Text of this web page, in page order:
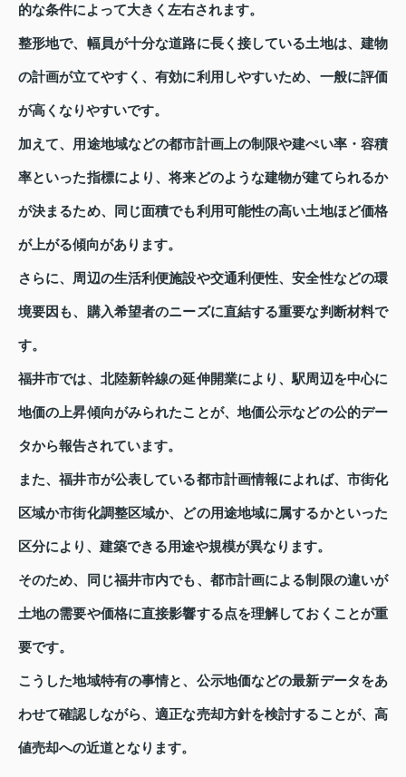
的な条件によって大きく左右されます。
整形地で、幅員が十分な道路に長く接している土地は、建物
の計画が立てやすく、有効に利用しやすいため、一般に評価
が高くなりやすいです。
加えて、用途地域などの都市計画上の制限や建ぺい率・容積
率といった指標により、将来どのような建物が建てられるか
が決まるため、同じ面積でも利用可能性の高い土地ほど価格
が上がる傾向があります。
さらに、周辺の生活利便施設や交通利便性、安全性などの環
境要因も、購入希望者のニーズに直結する重要な判断材料で
す。
福井市では、北陸新幹線の延伸開業により、駅周辺を中心に
地価の上昇傾向がみられたことが、地価公示などの公的デー
タから報告されています。
また、福井市が公表している都市計画情報によれば、市街化
区域か市街化調整区域か、どの用途地域に属するかといった
区分により、建築できる用途や規模が異なります。
そのため、同じ福井市内でも、都市計画による制限の違いが
土地の需要や価格に直接影響する点を理解しておくことが重
要です。
こうした地域特有の事情と、公示地価などの最新データをあ
わせて確認しながら、適正な売却方針を検討することが、高
値売却への近道となります。